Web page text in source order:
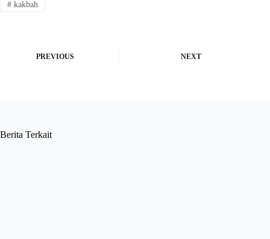
#kakbah
PREVIOUS NEXT
Berita Terkait